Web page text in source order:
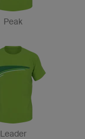
Peak
Leader